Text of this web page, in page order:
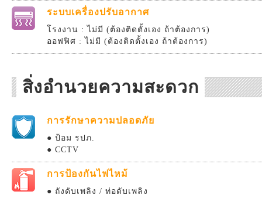
ระบบเครื่องปรับอากาศ
โรงงาน : ไม่มี (ต้องติดตั้งเอง ถ้าต้องการ)
ออฟฟิศ : ไม่มี (ต้องติดตั้งเอง ถ้าต้องการ)
สิ่งอำนวยความสะดวก
การรักษาความปลอดภัย
● ป้อม รปภ.
● CCTV
การป้องกันไฟไหม้
● ถังดับเพลิง / ท่อดับเพลิง